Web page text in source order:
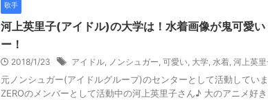
歌手
河上英里子(アイドル)の大学は！水着画像が鬼可愛
ー！
2018/1/23 アイドル, ノンシュガー, 可愛い, 大学, 水着, 河上英
元ノンシュガー(アイドルグループ)のセンターとして活動してい
ZEROのメンバーとして活動中の河上英里子さん♪ 大のアニメ好